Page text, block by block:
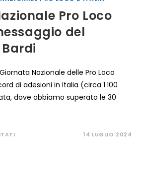
Pro Loco
del
Nazionale delle Pro Loco
di adesioni in Italia (circa 1.100
dove abbiamo superato le 30
SU 14 LUGLIO 2024